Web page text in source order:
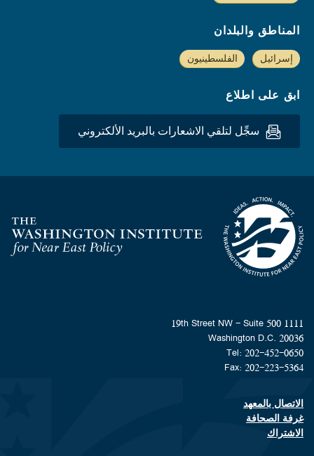
المناطق والبلدان
إسرائيل الفلسطينيون
ابق على اطلاع
سجِّل لتلقي الاشعارات بالبريد الألكتروني
Homepage
1111 19th Street NW - Suite 500
Washington D.C. 20036
Tel: 202-452-0650
Fax: 202-223-5364
Footer contact links
الاتصال بالمعهد
غرفة الصحافة
الاشتراك